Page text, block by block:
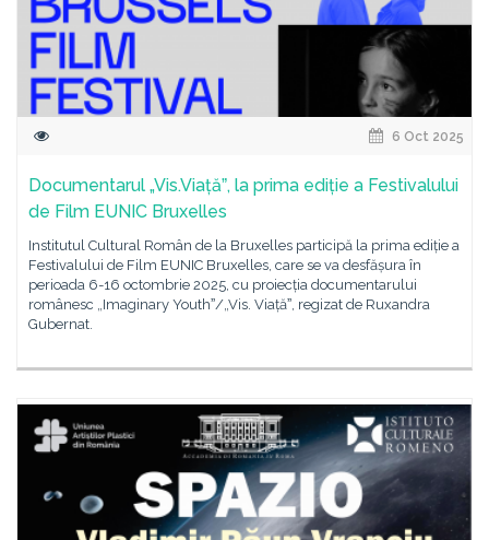
6 Oct 2025
Documentarul „Vis.Viațăˮ, la prima ediție a Festivalului
de Film EUNIC Bruxelles
Institutul Cultural Român de la Bruxelles participă la prima ediție a
Festivalului de Film EUNIC Bruxelles, care se va desfășura în
perioada 6-16 octombrie 2025, cu proiecția documentarului
românesc „Imaginary Youthˮ/„Vis. Viațăˮ, regizat de Ruxandra
Gubernat.